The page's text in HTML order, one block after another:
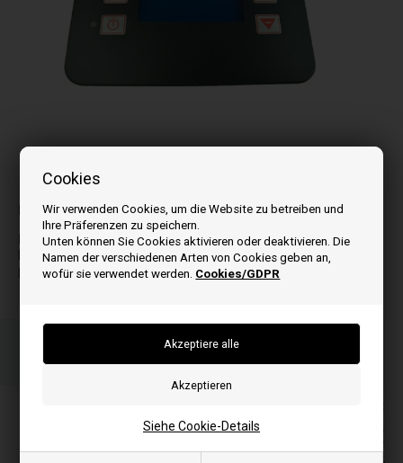
Cookies
Wir verwenden Cookies, um die Website zu betreiben und
Ihre Präferenzen zu speichern.
Unten können Sie Cookies aktivieren oder deaktivieren. Die
Namen der verschiedenen Arten von Cookies geben an,
wofür sie verwendet werden. Cookies/GDPR
Siehe Cookie-Details
Passt zu:
IG6+
IG9+
Schnelle Lieferung
Alle Preise inkl. MwSt
EUR